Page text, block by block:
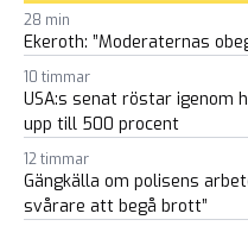
28 min
Ekeroth: ”Moderaternas
10 timmar
USA:s senat röstar igenom
upp till 500 procent
12 timmar
Gängkälla om polisens
svårare att begå brott”